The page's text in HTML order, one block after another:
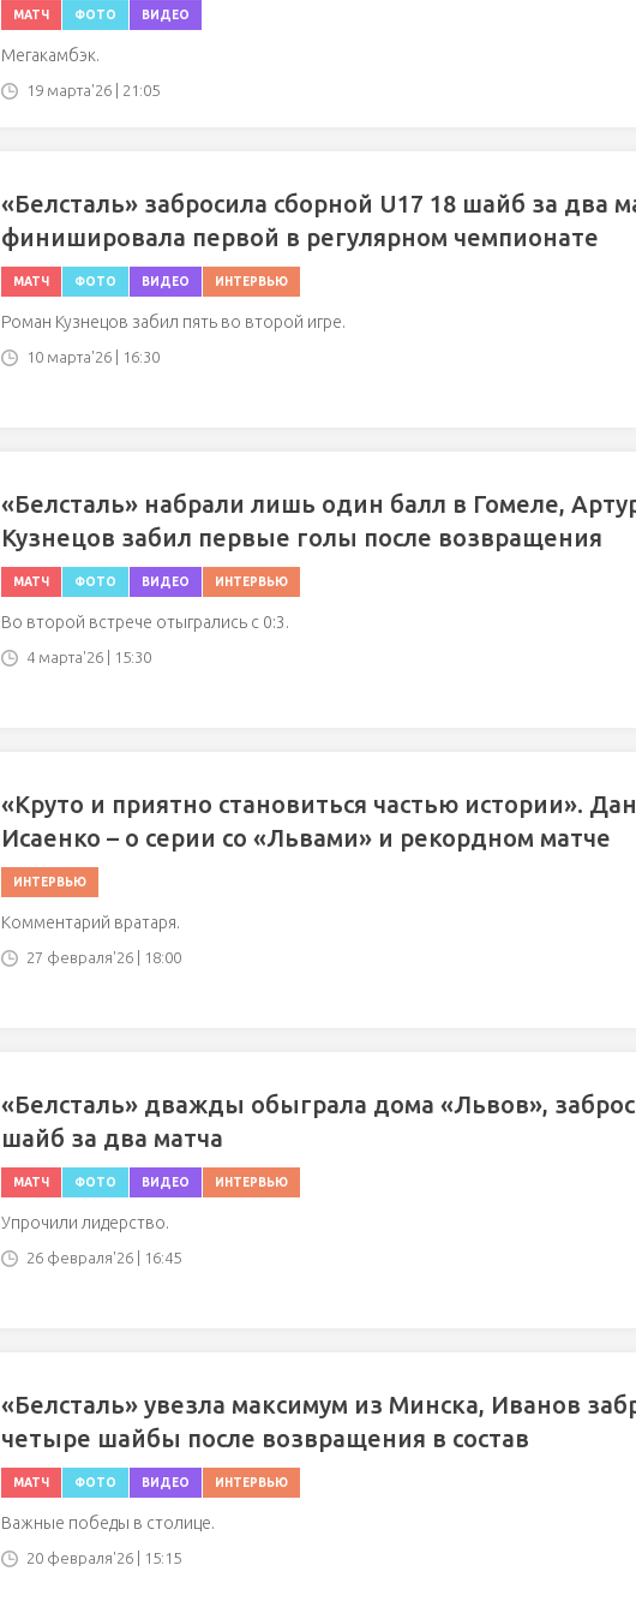
МАТЧ ФОТО ВИДЕО
Мегакамбэк.
19 марта'26 | 21:05
«Белсталь» забросила сборной U17 18 шайб за два
финишировала первой в регулярном чемпионате
МАТЧ ФОТО ВИДЕО ИНТЕРВЬЮ
Роман Кузнецов забил пять во второй игре.
10 марта'26 | 16:30
«Белсталь» набрали лишь один балл в Гомеле,
Кузнецов забил первые голы после возвращения
МАТЧ ФОТО ВИДЕО ИНТЕРВЬЮ
Во второй встрече отыгрались с 0:3.
4 марта'26 | 15:30
«Круто и приятно становиться частью истории».
Исаенко – о серии со «Львами» и рекордном матче
ИНТЕРВЬЮ
Комментарий вратаря.
27 февраля'26 | 18:00
«Белсталь» дважды обыграла дома «Львов»,
шайб за два матча
МАТЧ ФОТО ВИДЕО ИНТЕРВЬЮ
Упрочили лидерство.
26 февраля'26 | 16:45
«Белсталь» увезла максимум из Минска, Иванов
четыре шайбы после возвращения в состав
МАТЧ ФОТО ВИДЕО ИНТЕРВЬЮ
Важные победы в столице.
20 февраля'26 | 15:15